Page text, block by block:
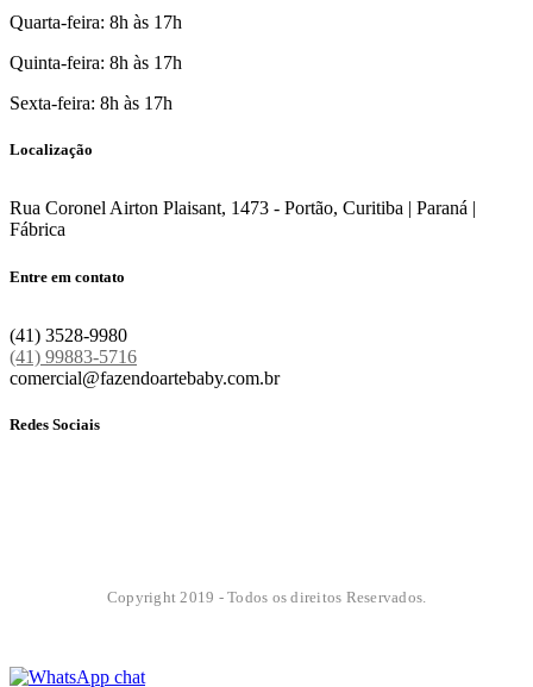
Quarta-feira: 8h às 17h
Quinta-feira: 8h às 17h
Sexta-feira: 8h às 17h
Localização
Rua Coronel Airton Plaisant, 1473 - Portão, Curitiba | Paraná |
Fábrica
Entre em contato
(41) 3528-9980
(41) 99883-5716
comercial@fazendoartebaby.com.br
Redes Sociais
Copyright 2019 - Todos os direitos Reservados.